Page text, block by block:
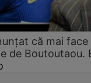
că mai
de Boutoutaou.